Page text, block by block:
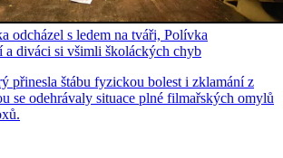
odcházel s ledem na tváři, Polívka
a diváci si všimli školáckých chyb
přinesla štábu fyzickou bolest i zklamání z
se odehrávaly situace plné filmařských omylů